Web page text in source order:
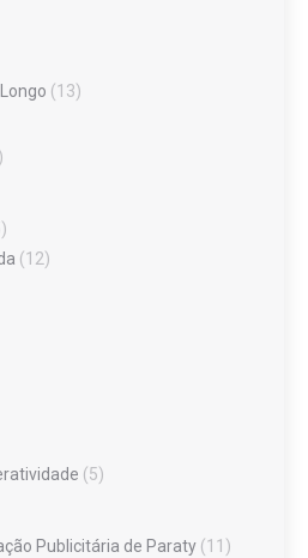
(13)
(12)
(5)
Publicitária de Paraty (11)